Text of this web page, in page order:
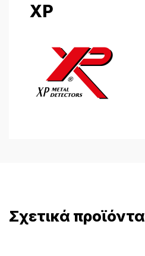
XP
Σχετικά προϊόντα